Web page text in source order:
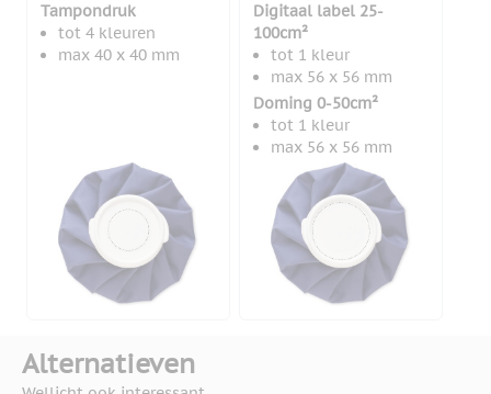
Tampondruk
tot 4 kleuren
max 40 x 40 mm
Digitaal label 25-
100cm²
tot 1 kleur
max 56 x 56 mm
Doming 0-50cm²
tot 1 kleur
max 56 x 56 mm
Alternatieven